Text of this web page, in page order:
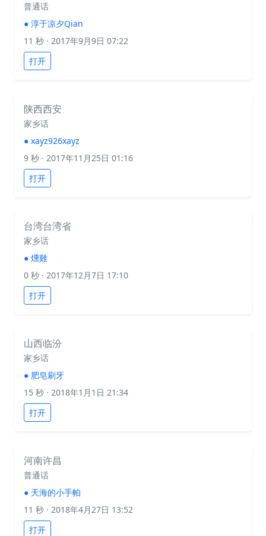
普通话
● 淳于凉夕Qian
11 秒 · 2017年9月9日 07:22
打开
陕西西安
家乡话
● xayz926xayz
9 秒 · 2017年11月25日 01:16
打开
台湾台湾省
家乡话
● 燻雞
0 秒 · 2017年12月7日 17:10
打开
山西临汾
家乡话
● 肥皂刷牙
15 秒 · 2018年1月1日 21:34
打开
河南许昌
普通话
● 天海的小手帕
11 秒 · 2018年4月27日 13:52
打开